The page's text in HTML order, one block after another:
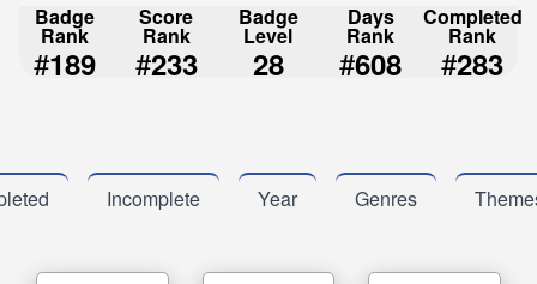
Badge
Rank
#189
Score
Rank
#233
Badge
Level
28
Days
Rank
#608
Completed
Rank
#283
Incomplete Year Genres